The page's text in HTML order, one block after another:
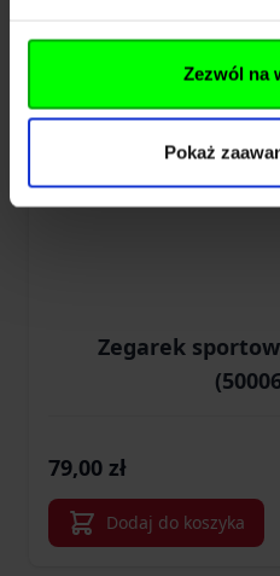
Zezwól na
Pokaż
Zegarek
79,00 zł
Dodaj do koszyka